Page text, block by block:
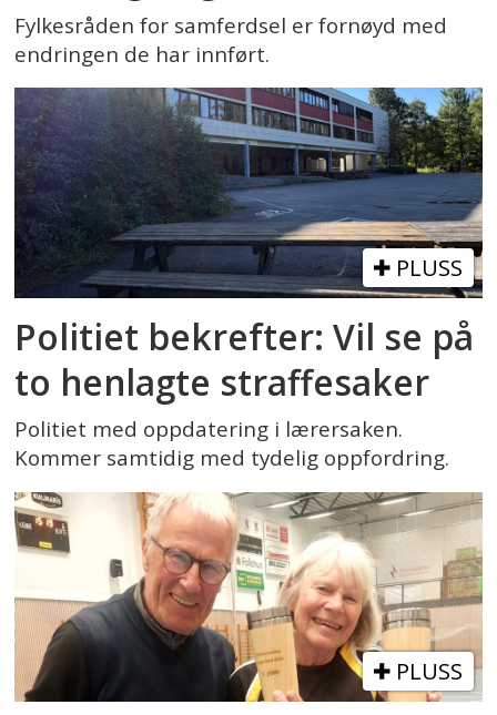
Fylkesråden for samferdsel er fornøyd med
endringen de har innført.
PLUSS
Politiet bekrefter: Vil se på
to henlagte straffesaker
Politiet med oppdatering i lærersaken.
Kommer samtidig med tydelig oppfordring.
PLUSS